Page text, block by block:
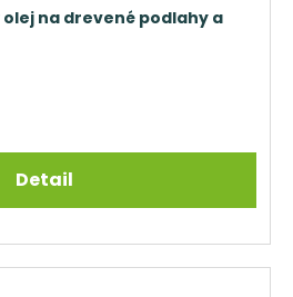
na drevené podlahy a
Detail